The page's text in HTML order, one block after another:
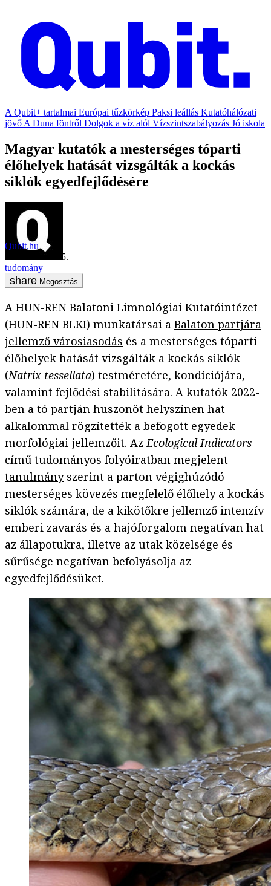
A Qubit+ tartalmai Európai tűzkörkép Paksi leállás Kutatóhálózati
jövő A Duna föntről Dolgok a víz alól Vízszintszabályozás Jó iskola
Magyar kutatók a mesterséges tóparti
élőhelyek hatását vizsgálták a kockás
siklók egyedfejlődésére
Qubit.hu
2024. március 5.
tudomány
Megosztás
A HUN-REN Balatoni Limnológiai Kutatóintézet
(HUN-REN BLKI) munkatársai a Balaton partjára
jellemző városiasodás és a mesterséges tóparti
élőhelyek hatását vizsgálták a kockás siklók
(Natrix tessellata) testméretére, kondíciójára,
valamint fejlődési stabilitására. A kutatók 2022-
ben a tó partján huszonöt helyszínen hat
alkalommal rögzítették a befogott egyedek
morfológiai jellemzőit. AzEcological Indicators
című tudományos folyóiratban megjelent
tanulmányszerint a parton végighúzódó
mesterséges kövezés megfelelő élőhely a kockás
siklók számára, de a kikötőkre jellemző intenzív
emberi zavarás és a hajóforgalom negatívan hat
az állapotukra, illetve az utak közelsége és
sűrűsége negatívan befolyásolja az
egyedfejlődésüket.